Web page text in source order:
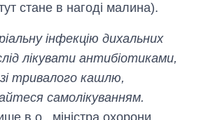
стане в нагоді малина).
інфекцію дихальних
лікувати антибіотиками,
тривалого кашлю,
самолікуванням.
вирощували в
Україні до і під час